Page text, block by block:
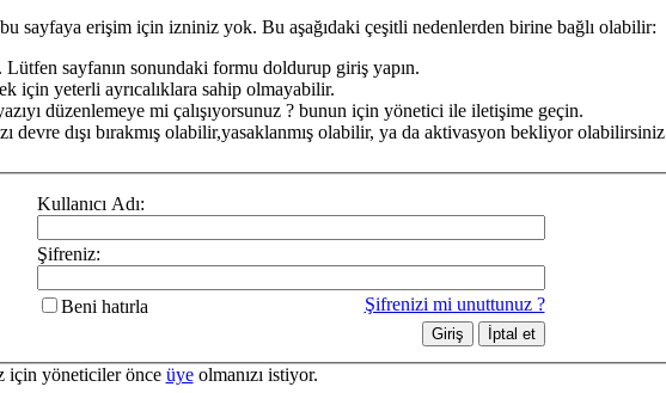
sayfaya erişim için izniniz yok. Bu aşağıdaki çeşitli nedenlerden birine bağlı olabilir:
Lütfen sayfanın sonundaki formu doldurup giriş yapın.
için yeterli ayrıcalıklara sahip olmayabilir.
düzenlemeye mi çalışıyorsunuz ? bunun için yönetici ile iletişime geçin.
devre dışı bırakmış olabilir,yasaklanmış olabilir, ya da aktivasyon bekliyor olabilirsiniz.
Kullanıcı Adı:
Şifreniz:
Şifrenizi mi unuttunuz ?
Beni hatırla
için yöneticiler önce üyeolmanızı istiyor.